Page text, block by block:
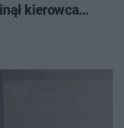
kierowca